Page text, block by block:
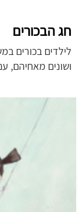
חג הבכורים
לילדים בכורים
ושונים מאחיהם,